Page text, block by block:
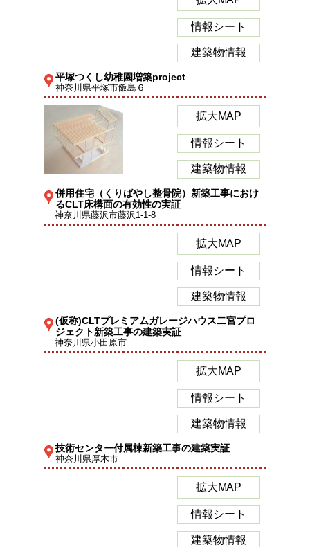
情報シート
建築物情報
平塚つくし幼稚園増築project
神奈川県平塚市飯島６
拡大MAP
情報シート
建築物情報
併用住宅（くりばやし整骨院）新築工事におけ
るCLT床構面の有効性の実証
神奈川県藤沢市藤沢1-1-8
拡大MAP
情報シート
建築物情報
(仮称)CLTプレミアムガレージハウス二宮プロ
ジェクト新築工事の建築実証
神奈川県小田原市
拡大MAP
情報シート
建築物情報
技術センター付属棟新築工事の建築実証
神奈川県厚木市
拡大MAP
情報シート
建築物情報